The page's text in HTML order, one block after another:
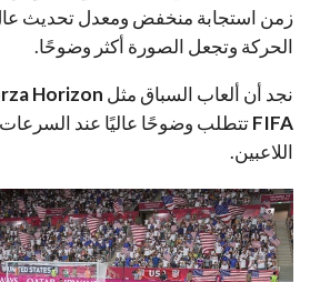
زمن استجابة منخفض ومعدل تحديث
الحركة وتجعل الصورة أكثر وضوحًا.
نجد أن ألعاب السباق مثل Horizon
FIFAتتطلب وضوحًا عاليًا عند السرعات
اللاعبين.